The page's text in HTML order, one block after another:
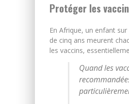
Protéger les
En Afrique, un enfant
de cinq ans meurent
les vaccins,
Quand les